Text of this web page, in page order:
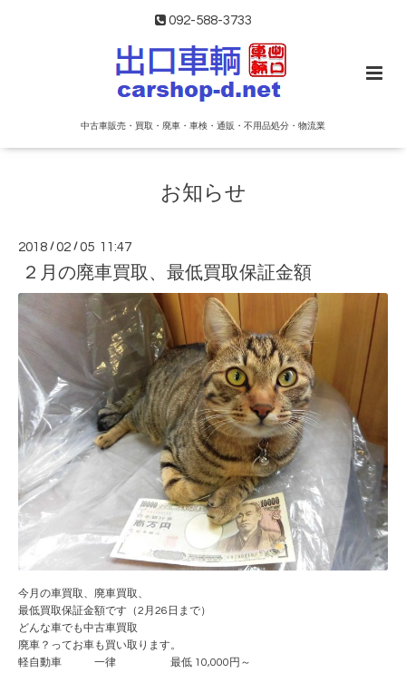
092-588-3733
中古車販売・買取・廃車・車検・通販・不用品処分・物流業
お知らせ
2018 /02 /05 11:47
２月の廃車買取、最低買取保証金額
今月の車買取、廃車買取、
最低買取保証金額です（2月26日まで）
どんな車でも中古車買取
廃車？ってお車も買い取ります。
軽自動車 一律 最低 10,000円～